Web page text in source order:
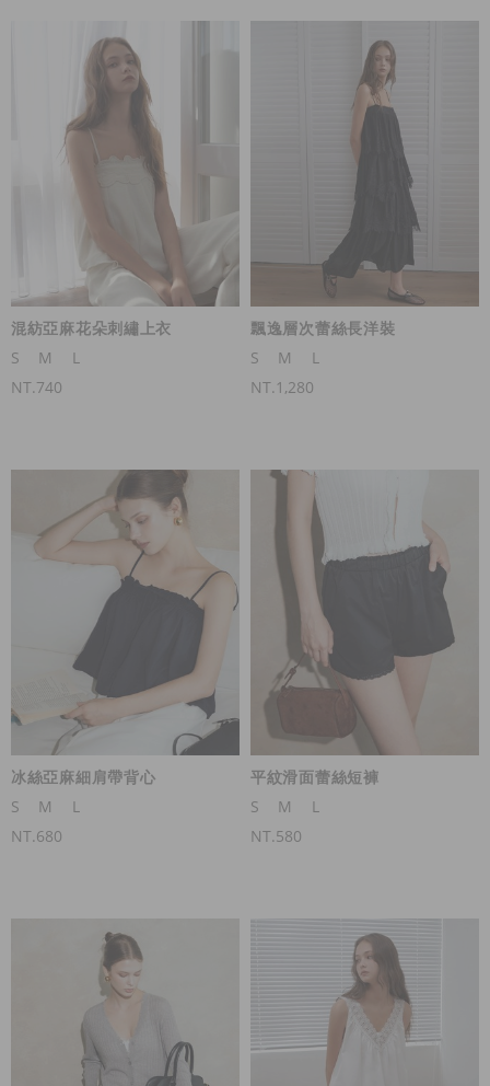
混紡亞麻花朵刺繡上衣
S
M
L
NT.740
飄逸層次蕾絲長洋裝
S
M
L
NT.1,280
冰絲亞麻細肩帶背心
S
M
L
NT.680
平紋滑面蕾絲短褲
S
M
L
NT.580